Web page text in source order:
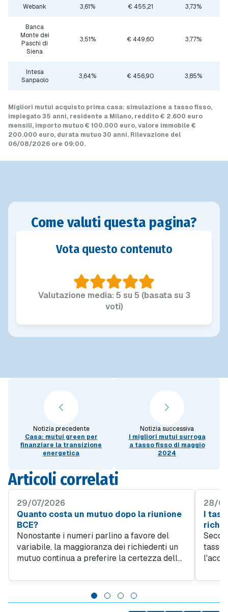
Webank 3,61% € 455,21 3,73%
Banca
Monte dei
Paschi di
Siena
3,51% € 449,60 3,77%
Intesa
Sanpaolo
3,64% € 456,90 3,85%
Migliori mutui acquisto prima casa: simulazione a tasso fisso,
impiegato 35 anni, residente a Milano, reddito € 2.600 euro
mensili, importo mutuo€ 100.000 euro, valore immobile €
200.000 euro, durata mutuo30 anni. Rilevazione del
06/08/2026 ore 09:00.
Come valuti questa pagina?
Vota questo contenuto
Valutazione media: 5 su 5 (basata su 3
voti)
Notizia precedente
Casa: mutui green per
finanziare la transizione
energetica
Notizia successiva
I migliori mutui surroga
a tasso fisso di maggio
2024
Articoli correlati
29/07/2026
Quanto costa un mutuo dopo la riunione
BCE?
Nonostante i numeri parlino a favore del
variabile, la maggioranza dei richiedenti un
mutuo continua a preferire la certezza della
MutuiOnline.it, a luglio il tasso fisso copre il
94 per cento delle richieste di mutuo.
28/
I
tasso
2023.
del